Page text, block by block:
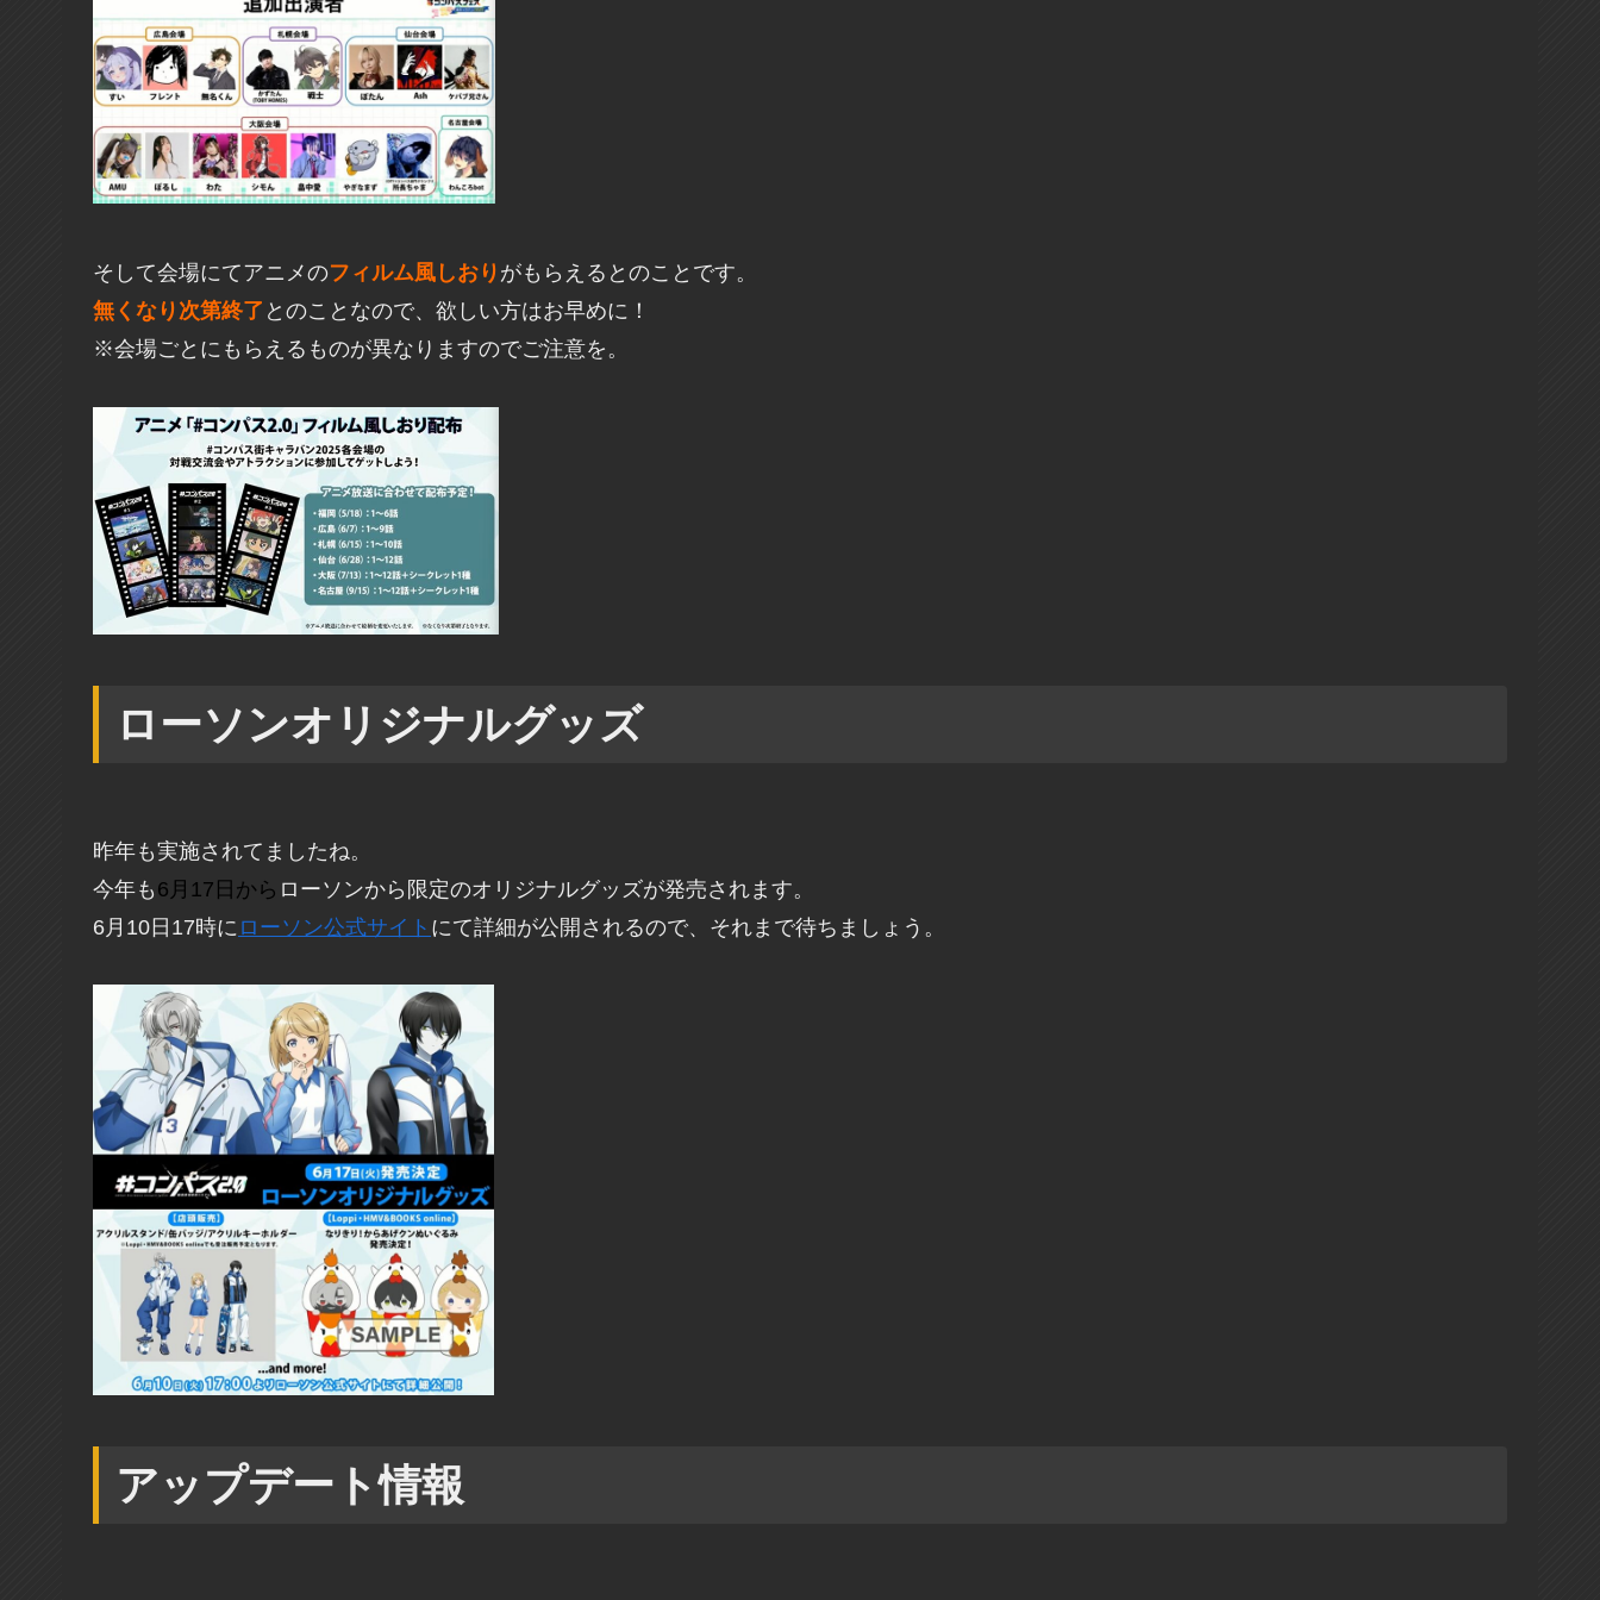
そして会場にてアニメのフィルム風しおり がもらえるとのことです。
無くなり次第終了 とのことなので、欲しい方はお早めに！
※会場ごとにもらえるものが異なりますのでご注意を。
ローソンオリジナルグッズ
昨年も実施されてましたね。
今年も 6月17日から ローソンから限定のオリジナルグッズが発売されます。
6月10日17時に ローソン公式サイト にて詳細が公開されるので、それまで待ちましょう。
アップデート情報